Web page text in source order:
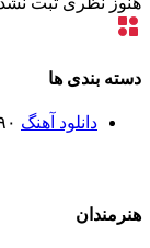
دسته بندی ها
دانلود آهنگ
هنرمندان